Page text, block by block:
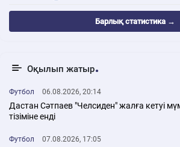
Барлық статистика →
Оқылып жатыр
Футбол 06.08.2026, 20:14
Дастан Сәтпаев "Челсиден" жалға кетуі
тізіміне енді
Футбол 07.08.2026, 17:05